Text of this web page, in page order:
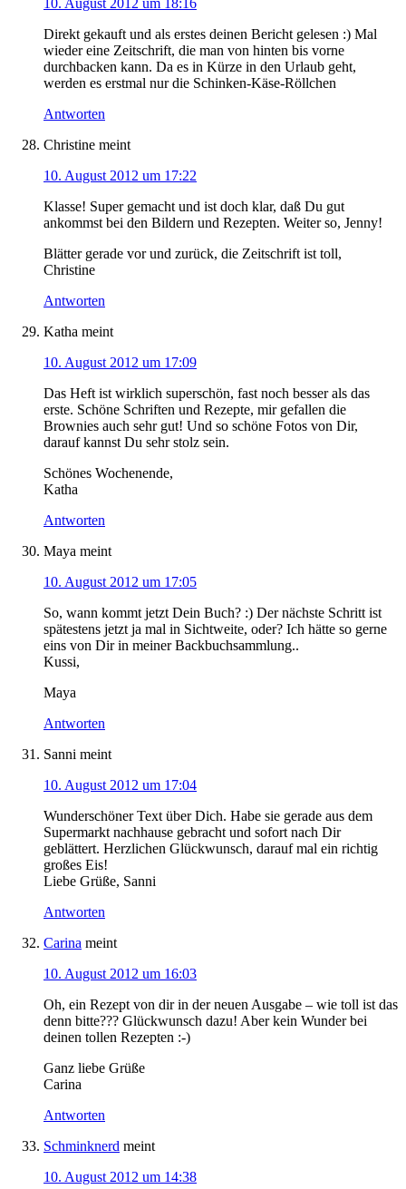
10. August 2012 um 18:16
Direkt gekauft und als erstes deinen Bericht gelesen :) Mal
wieder eine Zeitschrift, die man von hinten bis vorne
durchbacken kann. Da es in Kürze in den Urlaub geht,
werden es erstmal nur die Schinken-Käse-Röllchen
Antworten
Christine meint
10. August 2012 um 17:22
Klasse! Super gemacht und ist doch klar, daß Du gut
ankommst bei den Bildern und Rezepten. Weiter so, Jenny!
Blätter gerade vor und zurück, die Zeitschrift ist toll,
Christine
Antworten
Katha meint
10. August 2012 um 17:09
Das Heft ist wirklich superschön, fast noch besser als das
erste. Schöne Schriften und Rezepte, mir gefallen die
Brownies auch sehr gut! Und so schöne Fotos von Dir,
darauf kannst Du sehr stolz sein.
Schönes Wochenende,
Katha
Antworten
Maya meint
10. August 2012 um 17:05
So, wann kommt jetzt Dein Buch? :) Der nächste Schritt ist
spätestens jetzt ja mal in Sichtweite, oder? Ich hätte so gerne
eins von Dir in meiner Backbuchsammlung..
Kussi,
Maya
Antworten
Sanni meint
10. August 2012 um 17:04
Wunderschöner Text über Dich. Habe sie gerade aus dem
Supermarkt nachhause gebracht und sofort nach Dir
geblättert. Herzlichen Glückwunsch, darauf mal ein richtig
großes Eis!
Liebe Grüße, Sanni
Antworten
Carina meint
10. August 2012 um 16:03
Oh, ein Rezept von dir in der neuen Ausgabe – wie toll ist das
denn bitte??? Glückwunsch dazu! Aber kein Wunder bei
deinen tollen Rezepten :-)
Ganz liebe Grüße
Carina
Antworten
Schminknerd meint
10. August 2012 um 14:38